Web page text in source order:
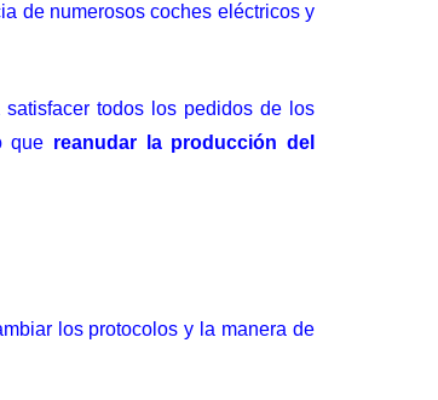
de numerosos coches eléctricos y
satisfacer todos los pedidos de los
que reanudar la producción del
los protocolos y la manera de